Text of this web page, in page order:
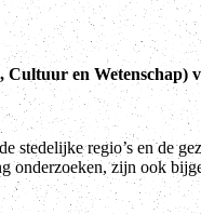
en Wetenschap)
stedelijke regio’s en de
onderzoeken, zijn ook